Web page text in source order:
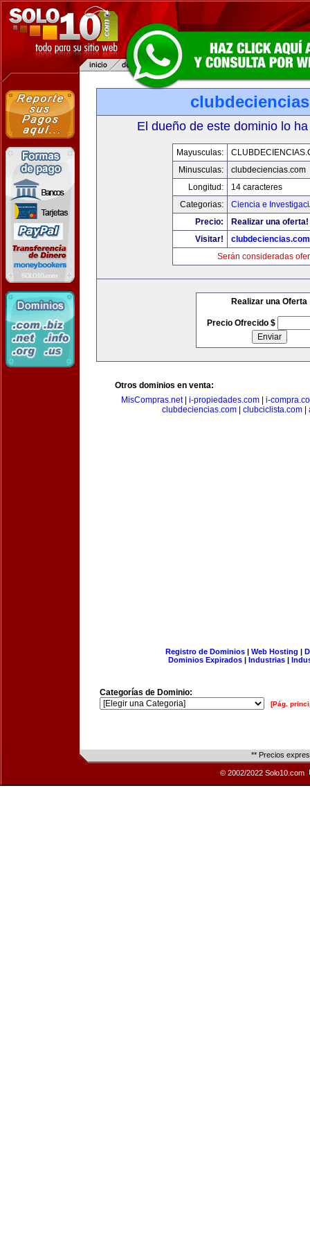
El dueño de este dominio lo
Mayusculas:
Minusculas:
clubdeciencias.com
Longitud:
14 caracteres
Categorias:
Ciencia e
Precio:
Realizar una oferta!
Visitar!
clubdeciencias.com
Serán consideradas
Realizar una Oferta
Precio Ofrecido $
Otros dominios en venta:
MisCompras.net| i-propiedades.com| i-
clubdeciencias.com
clubciclista.com
Registro de Dominios| Web Hosting |
Dominios Expirados | Industrias |
Categorías de Dominio:
[Pág.
** Precios
© 2002/2022 Solo10.com